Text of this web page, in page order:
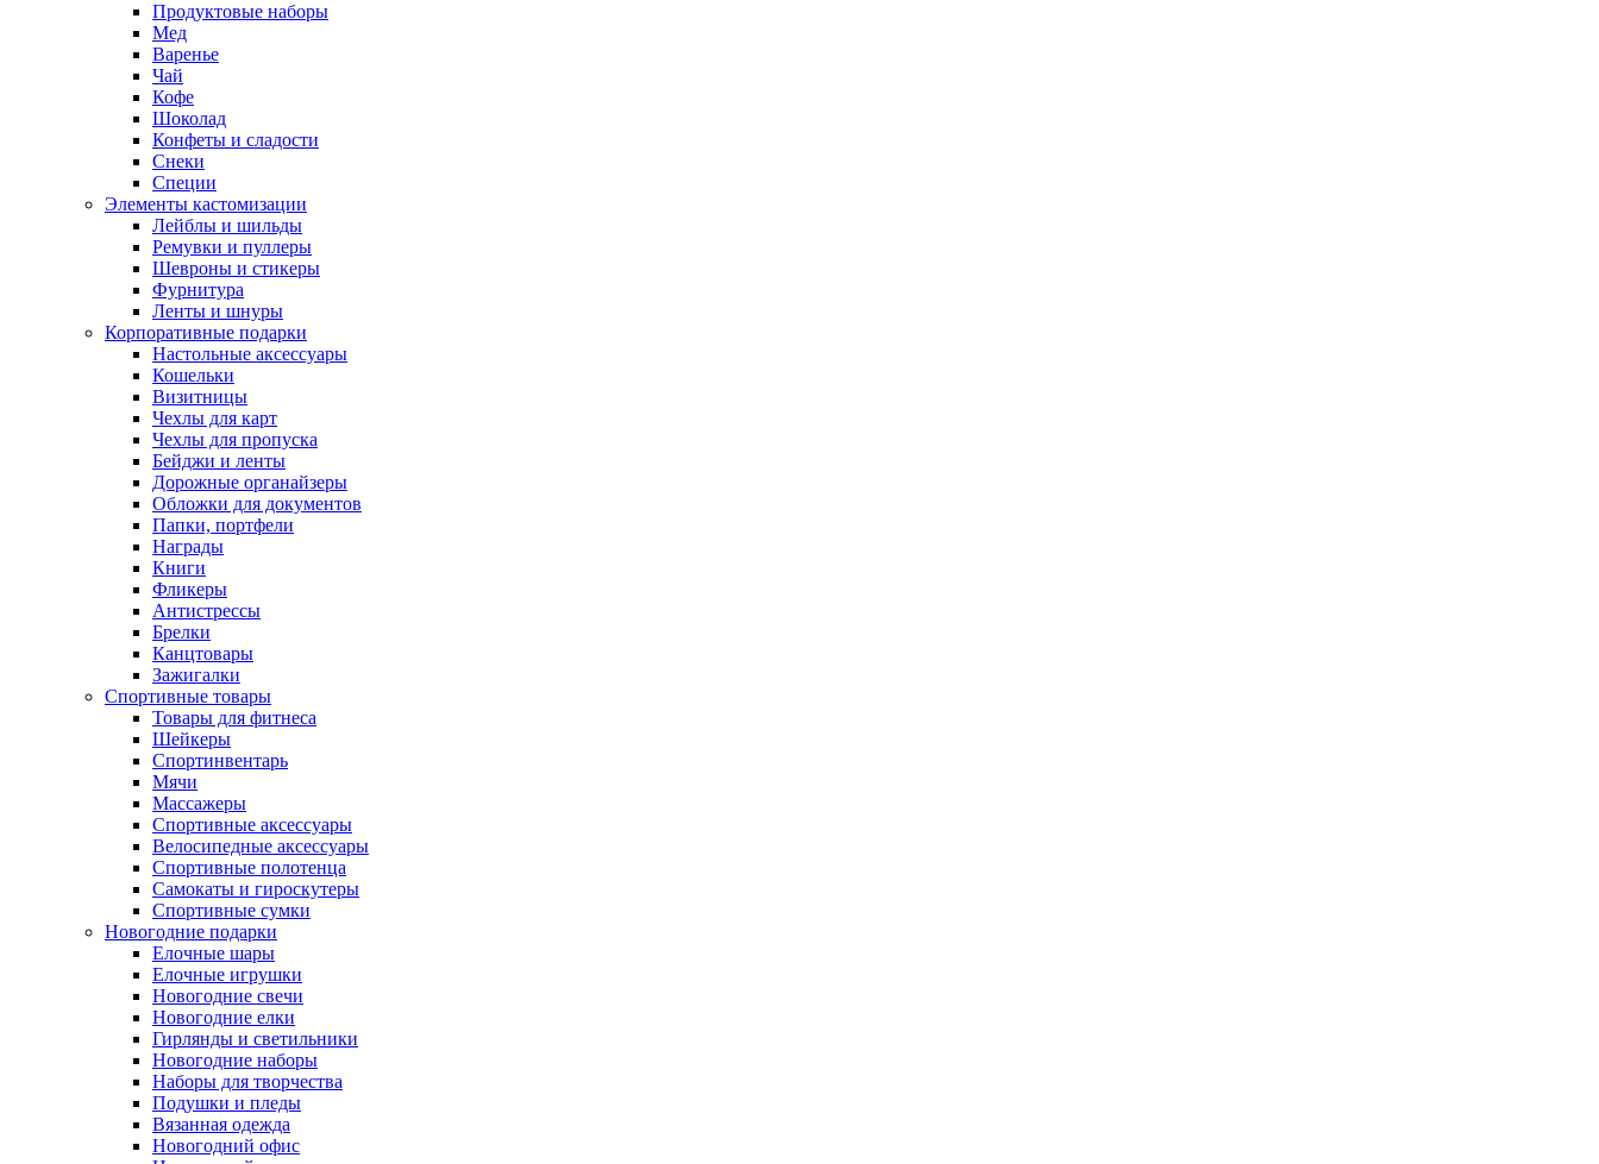
Продуктовые наборы
Мед
Варенье
Чай
Кофе
Шоколад
Конфеты и сладости
Снеки
Специи
Элементы кастомизации
Лейблы и шильды
Ремувки и пуллеры
Шевроны и стикеры
Фурнитура
Ленты и шнуры
Корпоративные подарки
Настольные аксессуары
Кошельки
Визитницы
Чехлы для карт
Чехлы для пропуска
Бейджи и ленты
Дорожные органайзеры
Обложки для документов
Папки, портфели
Награды
Книги
Фликеры
Антистрессы
Брелки
Канцтовары
Зажигалки
Спортивные товары
Товары для фитнеса
Шейкеры
Спортинвентарь
Мячи
Массажеры
Спортивные аксессуары
Велосипедные аксессуары
Спортивные полотенца
Самокаты и гироскутеры
Спортивные сумки
Новогодние подарки
Елочные шары
Елочные игрушки
Новогодние свечи
Новогодние елки
Гирлянды и светильники
Новогодние наборы
Наборы для творчества
Подушки и пледы
Вязанная одежда
Новогодний офис